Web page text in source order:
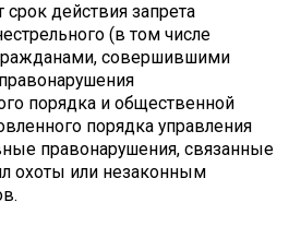
срок действия запрета
(в том числе
совершившими
порядка и общественной
порядка управления
правонарушения, связанные
охоты или незаконным